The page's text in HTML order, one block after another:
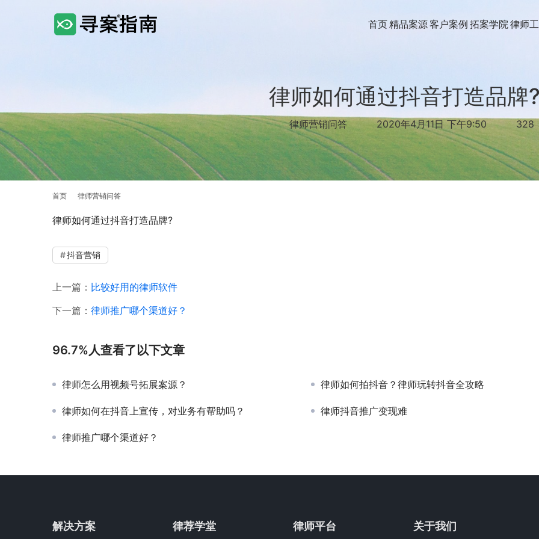
首页精品案源客户案例 拓案学院律师
律师如何通过抖音打造品牌?
律师营销问答 2020年4月11日 下午9:50 328
首页 律师营销问答
律师如何通过抖音打造品牌?
抖音营销
上一篇： 比较好用的律师软件
下一篇： 律师推广哪个渠道好？
96.7%人查看了以下文章
律师怎么用视频号拓展案源？ 律师如何拍抖音？律师玩转抖音全攻略
律师如何在抖音上宣传，对业务有帮助吗？ 律师抖音推广变现难
律师推广哪个渠道好？
解决方案 律荐学堂 律师平台 关于我们